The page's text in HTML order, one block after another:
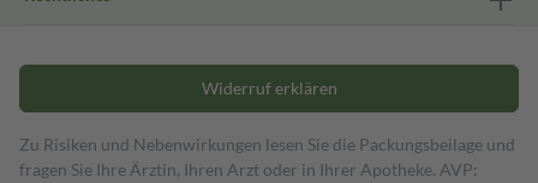
Widerruf erklären
Zu Risiken und Nebenwirkungen lesen Sie die Packungsbeilage und
fragen Sie Ihre Ärztin, Ihren Arzt oder in Ihrer Apotheke. AVP: